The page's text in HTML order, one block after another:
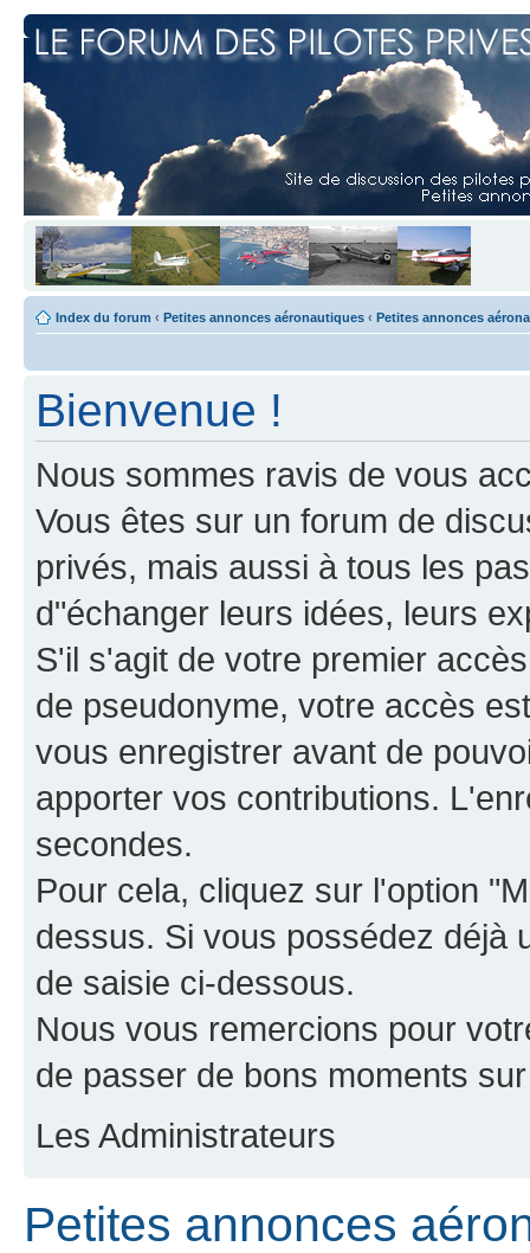
Index du forum ‹ Petites annonces aéronautiques ‹ Petites annonces
Bienvenue !
Nous sommes ravis de vous
Vous êtes sur un forum de
privés, mais aussi à tous les
d"échanger leurs idées, leurs
S'il s'agit de votre premier
de pseudonyme, votre accès
vous enregistrer avant de
apporter vos contributions.
secondes.
Pour cela, cliquez sur l'option
dessus. Si vous possédez déjà
de saisie ci-dessous.
Nous vous remercions pour
de passer de bons moments
Les Administrateurs
Petites annonces